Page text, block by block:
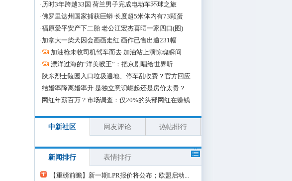
·历时3年跨越33国 荷兰男子完成电动车环球之旅
·佛罗里达州国家捕获巨蟒 长度超5米体内有73颗蛋
·福原爱平安产下二胎 老公江宏杰喜晒一家四口(图)
·加拿大一柴犬因会画画走红 画作已售出逾231幅
·
加油枪未收司机驾车而去 加油站上演惊魂瞬间
·
漂洋过海的“洋美猴王”：把京剧唱给世界听
·胶东烈士陵园入口垃圾遍地、停车乱收费？官方回应
·结婚率降离婚率升 是独立意识崛起还是房价太贵？
· 网红年薪百万？市场调查：仅20%的头部网红在赚钱
中新社区 网友评论 热帖排行
新闻排行 表情排行
【重磅前瞻】新一期LPR报价将公布；欧盟启动...